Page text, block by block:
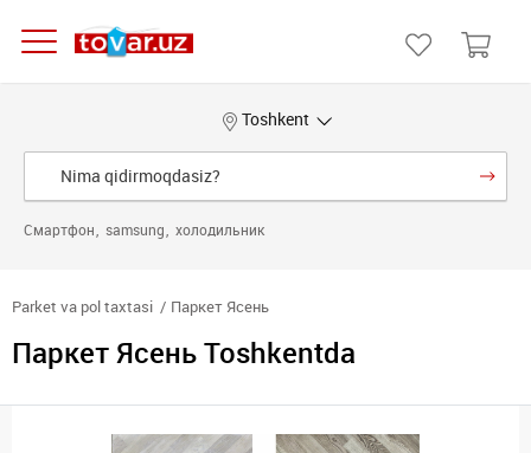
Toshkent
Смартфон samsung холодильник
Parket va pol taxtasi Паркет Ясень
Паркет Ясень Toshkentda